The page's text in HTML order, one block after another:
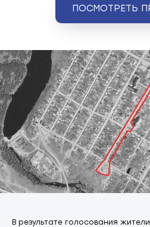
ПОСМОТРЕТЬ
В результате голосования
СТАНДАРТНЫЕ
Все проекты благоустройства,
кураторством Института развития
Башкортостана, разрабатываются с
горожан. В ходе работы над проектом
проводится ряд мероприятий в онлайн
формате: